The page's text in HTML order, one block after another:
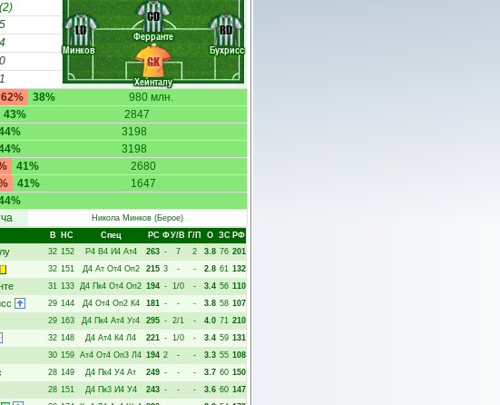
Хейнталу
Минков
Ферранте
Бухрисс
GK
LD
CD
RD
5
4
0
1
62% 980 млн.
38%
2847
43%
3198
3198
2680
41%
1647
41%
Никола Минков (Берое)
В НC Спец РC ФУ/В Г/П О ЗС РФ
32 152 Р4 В4 И4 Ат4 263 - 7 2 3.8 76 201
32 151 Д4 Ат От4 Оп2 215 3 - - 2.8 61 132
31 133 Д4 Пк4 От4 Оп2 194 - 1/0 - 3.4 56 110
29 144 Д4 От4 Оп2 К4 181 - - - 3.8 58 107
29 163 Д4 Пк4 Ат4 Уг4 295 - 2/1 - 4.0 71 210
32 148 Д4 Ат4 К4 Л4 221 - 1/0 - 3.4 59 131
30 159 Ат4 От4 Оп3 Л4 194 2 - - 3.3 55 108
28 149 Д4 Пк4 У4 Ат 249 - - - 3.7 60 150
28 151 Д4 Пк3 И4 У4 243 - - - 3.6 60 147